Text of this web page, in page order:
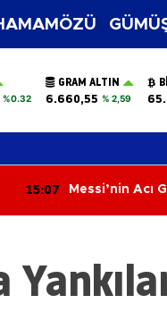
%0.32
GRAM ALTIN
6.660,55 % 2,59
15:07
Messi’nin Acı